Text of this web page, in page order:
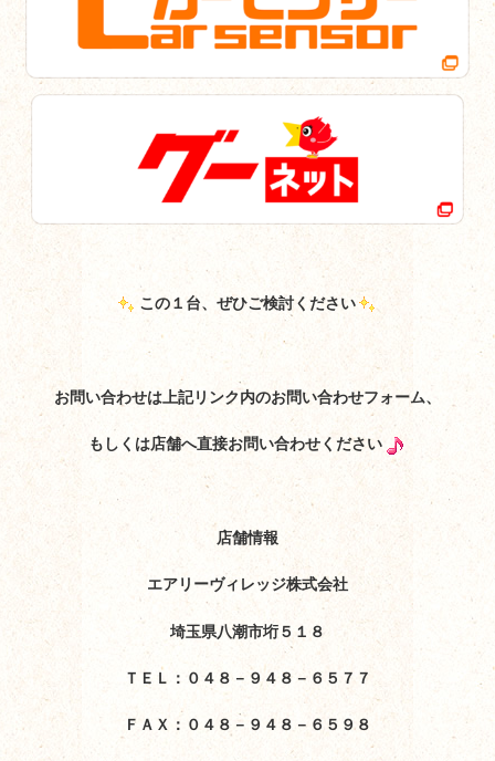
この１台、ぜひご検討ください
お問い合わせは上記リンク内のお問い合わせフォーム、
もしくは店舗へ直接お問い合わせください
店舗情報
エアリーヴィレッジ株式会社
埼玉県八潮市垳５１８
ＴＥＬ：０４８－９４８－６５７７
ＦＡＸ：０４８－９４８－６５９８